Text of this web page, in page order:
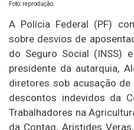
Foto: reprodução
A Polícia Federal (PF)
sobre desvios de
do Seguro Social (INSS)
presidente da autarquia,
diretores sob acusação
descontos indevidos da
Trabalhadores na
da Contag, Aristides